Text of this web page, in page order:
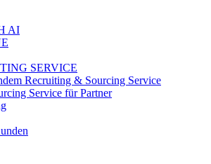
AI
SERVICE
Recruiting & Sourcing Service
Service für Partner